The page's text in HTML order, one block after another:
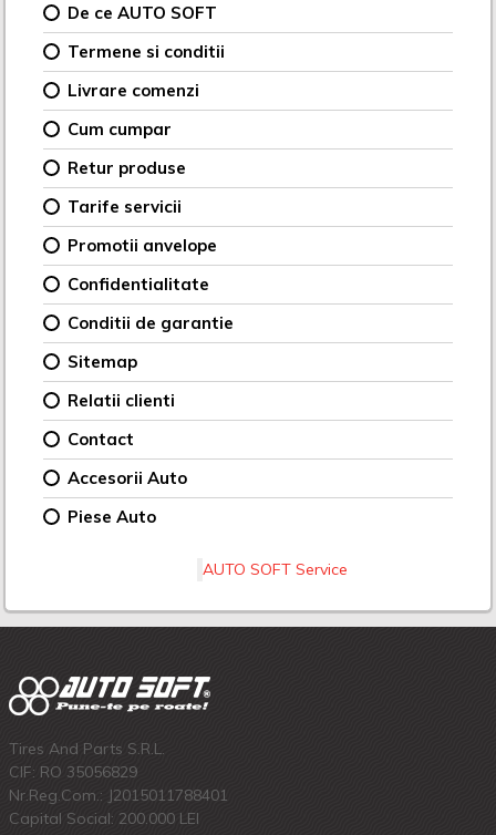
De ce AUTO SOFT
Termene si conditii
Livrare comenzi
Cum cumpar
Retur produse
Tarife servicii
Promotii anvelope
Confidentialitate
Conditii de garantie
Sitemap
Relatii clienti
Contact
Accesorii Auto
Piese Auto
AUTO SOFT Service
Tires And Parts S.R.L.
CIF: RO 35056829
Nr.Reg.Com.: J2015011788401
Capital Social: 200.000 LEI